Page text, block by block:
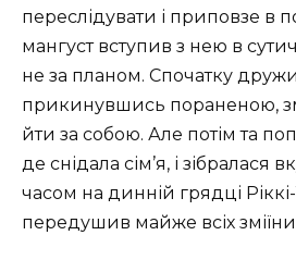
переслідувати і приповзе в
мангуст вступив з нею в
не за планом. Спочатку
прикинувшись пораненою,
йти за собою. Але потім та
де снідала сім’я, і ​​зібралася
часом на динній грядці Ріккі-
передушив майже всіх